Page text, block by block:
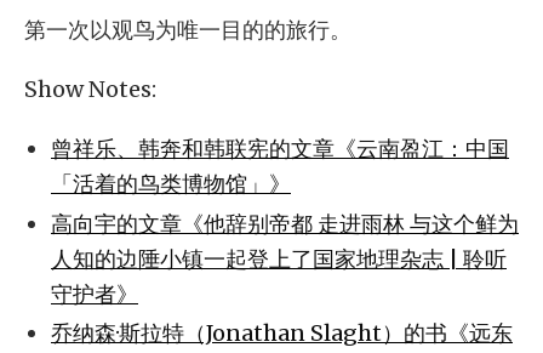
第一次以观鸟为唯一目的的旅行。
Show Notes:
曾祥乐、韩奔和韩联宪的文章《云南盈江：中国
「活着的鸟类博物馆」》
高向宇的文章《他辞别帝都 走进雨林 与这个鲜为
人知的边陲小镇一起登上了国家地理杂志 | 聆听
守护者》
乔纳森·斯拉特（Jonathan Slaght）的书《远东